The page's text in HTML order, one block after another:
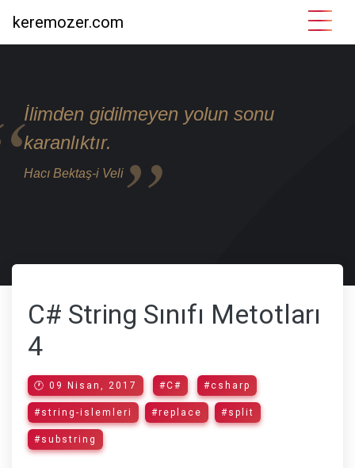
keremozer.com
İlimden gidilmeyen yolun sonu
karanlıktır.
Hacı Bektaş-i Veli
C# String Sınıfı Metotları
4
🕐 09 Nisan, 2017 #C# #csharp
#string-islemleri #replace #split
#substring